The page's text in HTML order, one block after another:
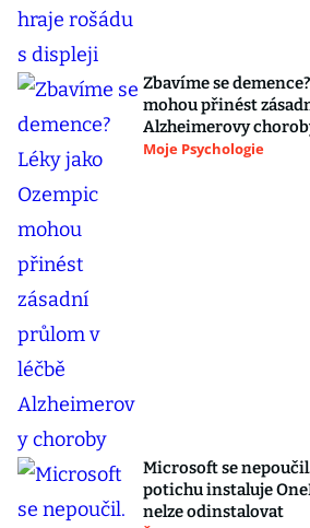
Zbavíme se
mohou přinést
Alzheimerovy
Moje Psychologie
Microsoft se
potichu instaluje
nelze odinstalovat